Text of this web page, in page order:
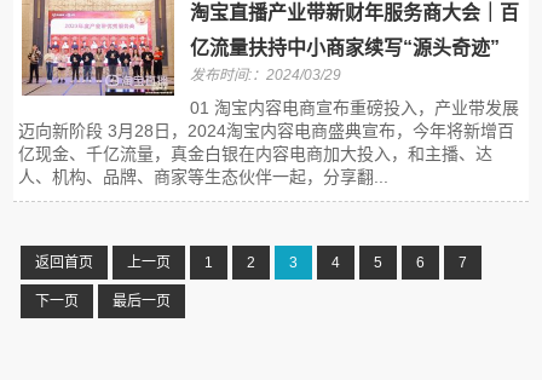
淘宝直播产业带新财年服务商大会｜百
亿流量扶持中小商家续写“源头奇迹”
发布时间:：2024/03/29
01 淘宝内容电商宣布重磅投入，产业带发展
迈向新阶段 3月28日，2024淘宝内容电商盛典宣布，今年将新增百
亿现金、千亿流量，真金白银在内容电商加大投入，和主播、达
人、机构、品牌、商家等生态伙伴一起，分享翻...
返回首页 上一页 1 2 3 4 5 6 7
下一页 最后一页